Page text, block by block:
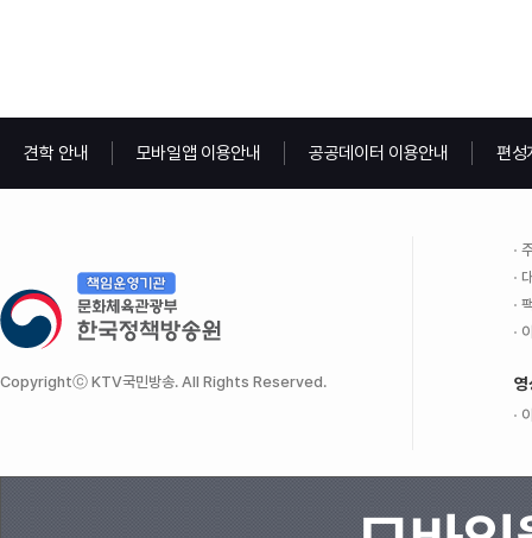
견학 안내 모바일앱 이용안내 공공데이터 이용안내 편성
Copyrightⓒ KTV국민방송. All Rights Reserved. 영